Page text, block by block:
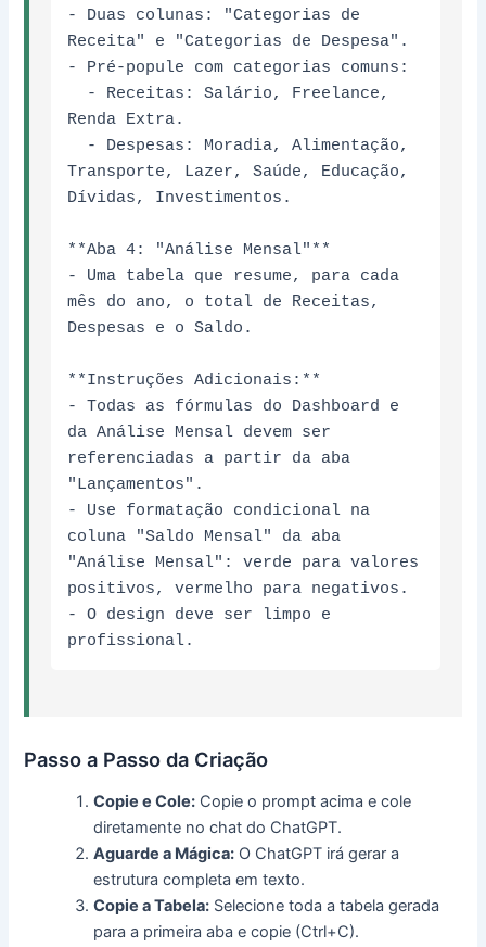
- Duas colunas: "Categorias de
Receita" e "Categorias de Despesa".
- Pré-popule com categorias comuns:
Renda Extra.
Transporte, Lazer, Saúde, Educação,
Dívidas, Investimentos.
**Aba 4: "Análise Mensal"**
- Uma tabela que resume, para cada
mês do ano, o total de Receitas,
Despesas e o Saldo.
**Instruções Adicionais:**
- Todas as fórmulas do Dashboard e
da Análise Mensal devem ser
referenciadas a partir da aba
"Lançamentos".
- Use formatação condicional na
coluna "Saldo Mensal" da aba
"Análise Mensal": verde para valores
positivos, vermelho para negativos.
- O design deve ser limpo e
profissional.
Passo a Passo da Criação
Copie e Cole: Copie o prompt acima e cole
diretamente no chat do ChatGPT.
Aguarde a Mágica: O ChatGPT irá gerar a
estrutura completa em texto.
Copie a Tabela: Selecione toda a tabela gerada
para a primeira aba e copie (Ctrl+C).